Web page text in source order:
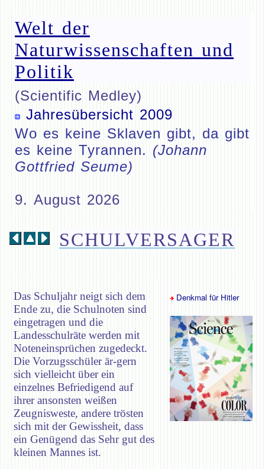
Welt der
Naturwissenschaften und
Politik
(Scientific Medley)
Jahresübersicht 2009
Wo es keine Sklaven gibt, da gibt
es keine Tyrannen. (Johann
Gottfried Seume)
9. August 2026
SCHULVERSAGER
Das Schuljahr neigt sich dem
Ende zu, die Schulnoten sind
eingetragen und die
Landesschulräte werden mit
Noteneinsprüchen zugedeckt.
Die Vorzugsschüler är-gern
sich vielleicht über ein
einzelnes Befriedigend auf
ihrer ansonsten weißen
Zeugnisweste, andere trösten
sich mit der Gewissheit, dass
ein Genügend das Sehr gut des
kleinen Mannes ist.
Denkmal für Hitler